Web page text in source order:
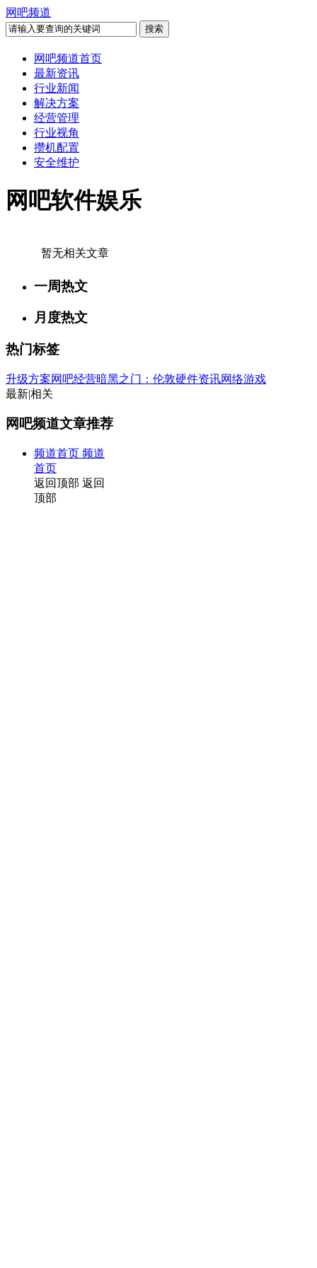
网吧频道
网吧频道首页
最新资讯
行业新闻
解决方案
经营管理
行业视角
攒机配置
安全维护
网吧软件娱乐
暂无相关文章
一周热文
月度热文
热门标签
升级方案网吧经营暗黑之门：伦敦硬件资讯网络游戏
最新|相关
网吧频道文章推荐
频道首页 频道
首页
返回顶部 返回
顶部